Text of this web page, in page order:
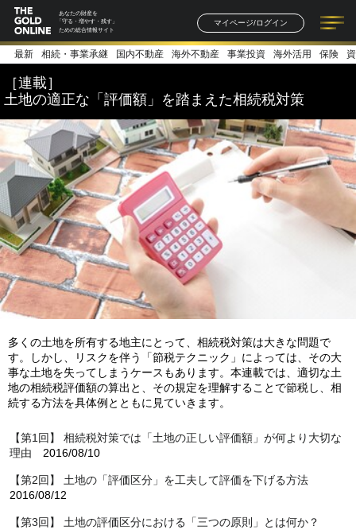
あなたの財産を
「守る・増やす・残す」
ための総合情報サイト
マイページ/ログイン
記事一覧 連載一覧
著者一覧 書籍一覧
最新 相続・事業承継 国内不動産 海外不動産 事業投資 海外活用 保険
［連載］
土地の適正な「評価額」を踏まえた相続税対策
多くの土地を所有する地主にとって、相続税対策は大きな問題で
す。しかし、リスクを伴う「節税テクニック」によっては、その大
事な土地を失ってしまうケースもあります。本連載では、適切な土
地の相続税評価額の算出と、その規定を理解することで節税し、相
続する方法を具体例とともに見ていきます。
【第1回】 相続税対策では「土地の正しい評価額」が何より大切な
理由 2016/08/10
【第2回】 土地の「評価区分」を工夫して評価を下げる方法
2016/08/12
【第3回】 土地の評価区分における「三つの原則」とは何か？